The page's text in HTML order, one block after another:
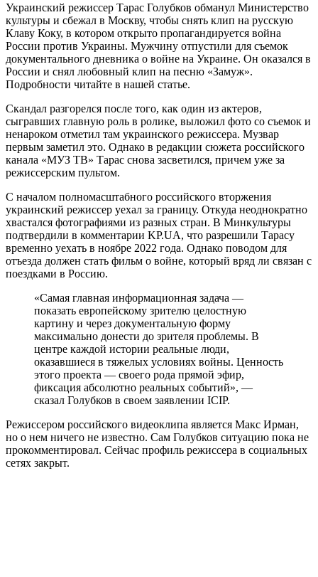
Украинский режиссер Тарас Голубков обманул Министерство
культуры и сбежал в Москву, чтобы снять клип на русскую
Клаву Коку, в котором открыто пропагандируется война
России против Украины. Мужчину отпустили для съемок
документального дневника о войне на Украине. Он оказался в
России и снял любовный клип на песню «Замуж».
Подробности читайте в нашей статье.
Скандал разгорелся после того, как один из актеров,
сыгравших главную роль в ролике, выложил фото со съемок и
ненароком отметил там украинского режиссера. Музвар
первым заметил это. Однако в редакции сюжета российского
канала «МУЗ ТВ» Тарас снова засветился, причем уже за
режиссерским пультом.
С началом полномасштабного российского вторжения
украинский режиссер уехал за границу. Откуда неоднократно
хвастался фотографиями из разных стран. В Минкультуры
подтвердили в комментарии KP.UA, что разрешили Тарасу
временно уехать в ноябре 2022 года. Однако поводом для
отъезда должен стать фильм о войне, который вряд ли связан с
поездками в Россию.
«Самая главная информационная задача —
показать европейскому зрителю целостную
картину и через документальную форму
максимально донести до зрителя проблемы. В
центре каждой истории реальные люди,
оказавшиеся в тяжелых условиях войны. Ценность
этого проекта — своего рода прямой эфир,
фиксация абсолютно реальных событий», —
сказал Голубков в своем заявлении ICIP.
Режиссером российского видеоклипа является Макс Ирман,
но о нем ничего не известно. Сам Голубков ситуацию пока не
прокомментировал. Сейчас профиль режиссера в социальных
сетях закрыт.